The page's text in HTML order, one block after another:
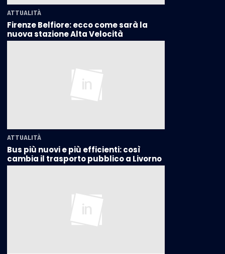
ATTUALITÀ
Firenze Belfiore: ecco come sarà la
nuova stazione Alta Velocità
ATTUALITÀ
Bus più nuovi e più efficienti: così
cambia il trasporto pubblico a Livorno